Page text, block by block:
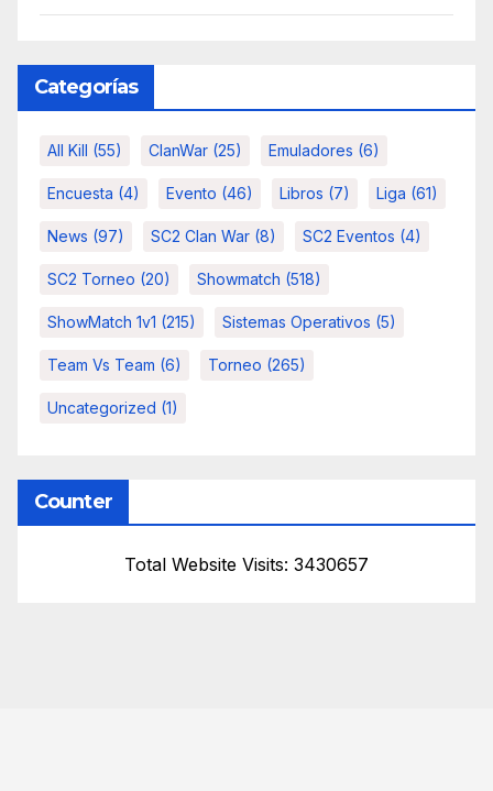
Categorías
All Kill (55) ClanWar (25) Emuladores (6)
Encuesta (4) Evento (46) Libros (7) Liga (61)
News (97) SC2 Clan War (8) SC2 Eventos (4)
SC2 Torneo (20) Showmatch (518)
ShowMatch 1v1 (215) Sistemas Operativos (5)
Team Vs Team (6) Torneo (265)
Uncategorized (1)
Counter
Total Website Visits: 3430657